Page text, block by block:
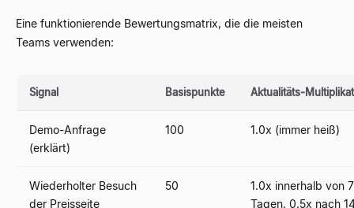
Eine funktionierende Bewertungsmatrix, die die meisten
Teams verwenden:
Signal Basispunkte Aktualitäts-
Demo-Anfrage
(erklärt)
100 1.0x (immer heiß)
Wiederholter Besuch
der Preisseite
50
1.0x innerhalb von 7
Tagen, 0.5x nach